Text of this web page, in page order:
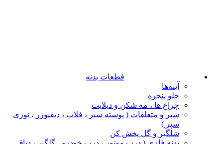
قطعات بدنه
آینه‌ها
جلو پنجره
چراغ‌ ها ، مه‌ شکن و دیلایت
سپر و متعلقات ( پوسته سپر ، فلاپ ، دیفیوزر ، توری
سپر )
شلگیر و گل‌ پخش‌ کن